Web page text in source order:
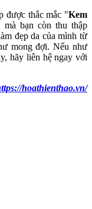
được thắc mắc "Kem
mà bạn còn thu thập
đẹp da của mình từ
mong đợi. Nếu như
hãy liên hệ ngay với
hoathienthao.vn/